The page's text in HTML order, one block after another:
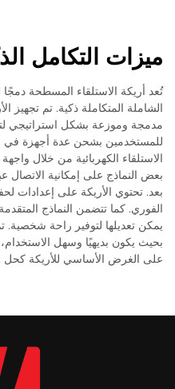
ميزات التكامل
تُعد أريكة الاستلقاء المسطحة دمجًا
مدمجة وموزعة بشكل استراتيجي
للمستخدمين بشحن عدة أجهزة في
الاستلقاء الكهربائية من خلال
بعض النماذج على إمكانية الاتصال
بعد. تحتوي الأريكة على إعدادات
الفوري. كما تتضمن النماذج
يمكن تعديلها لتوفير راحة شخصية.
بحيث يكون بديهيًا وسهل الاستخدام،
على الغرض الأساسي للأريكة